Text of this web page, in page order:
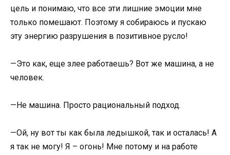
цель и понимаю, что все эти лишние эмоции мне
только помешают. Поэтому я собираюсь и пускаю
эту энергию разрушения в позитивное русло!
—Это как, еще злее работаешь? Вот же машина, а не
человек.
—Не машина. Просто рациональный подход.
—Ой, ну вот ты как была ледышкой, так и осталась! А
я так не могу! Я – огонь! Мне потому и на работе